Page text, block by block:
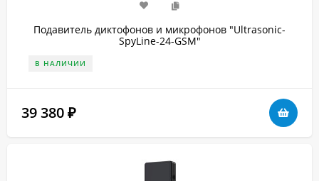
Подавитель диктофонов и микрофонов "Ultrasonic-
SpyLine-24-GSM"
В НАЛИЧИИ
39 380 ₽